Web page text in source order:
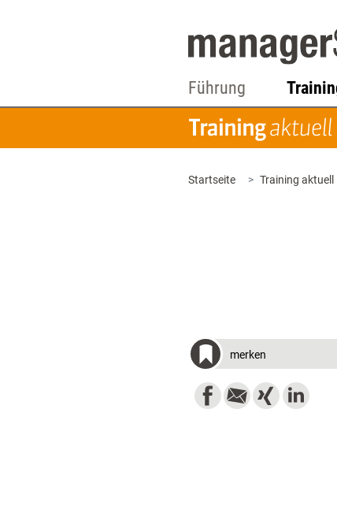
Führung
Startseite Training aktuell
merken